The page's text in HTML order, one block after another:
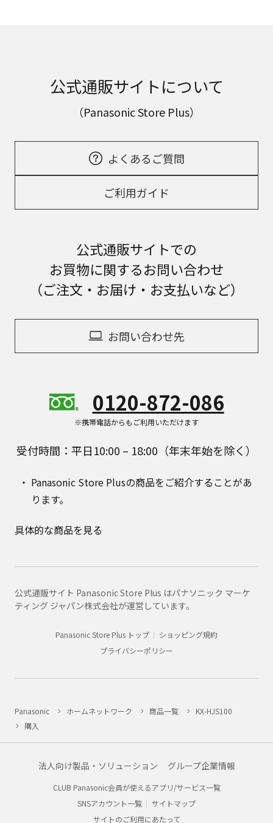
公式通販サイトについて
（Panasonic Store Plus）
よくあるご質問
ご利用ガイド
公式通販サイトでの
お買物に関するお問い合わせ
（ご注文・お届け・お支払いなど）
お問い合わせ先
0120-872-086
※携帯電話からもご利用いただけます
受付時間：平日10:00 – 18:00（年末年始を除く）
Panasonic Store Plusの商品をご紹介することがあ
ります。
具体的な商品を見る
公式通販サイト Panasonic Store Plus はパナソニック マーケ
ティング ジャパン株式会社が運営しています。
Panasonic Store Plus トップ
ショッピング規約
プライバシーポリシー
Panasonic ホームネットワーク 商品一覧
KX-HJS100
購入
法人向け製品・ソリューション グループ企業情報
CLUB Panasonic会員が使えるアプリ/サービス一覧
SNSアカウント一覧
サイトマップ
サイトのご利用にあたって